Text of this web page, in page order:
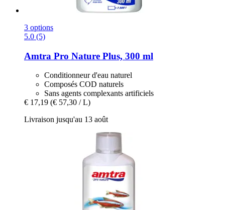
3 options
5.0 (5)
Amtra Pro Nature Plus, 300 ml
Conditionneur d'eau naturel
Composés COD naturels
Sans agents complexants artificiels
€ 17,19 (€ 57,30 / L)
Livraison jusqu'au 13 août